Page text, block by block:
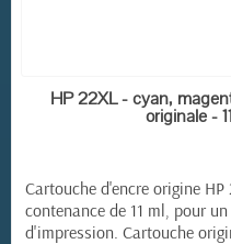
HP 22XL - cyan,
originale -
Cartouche d'encre origine
contenance de 11 ml, pour
d'impression. Cartouche